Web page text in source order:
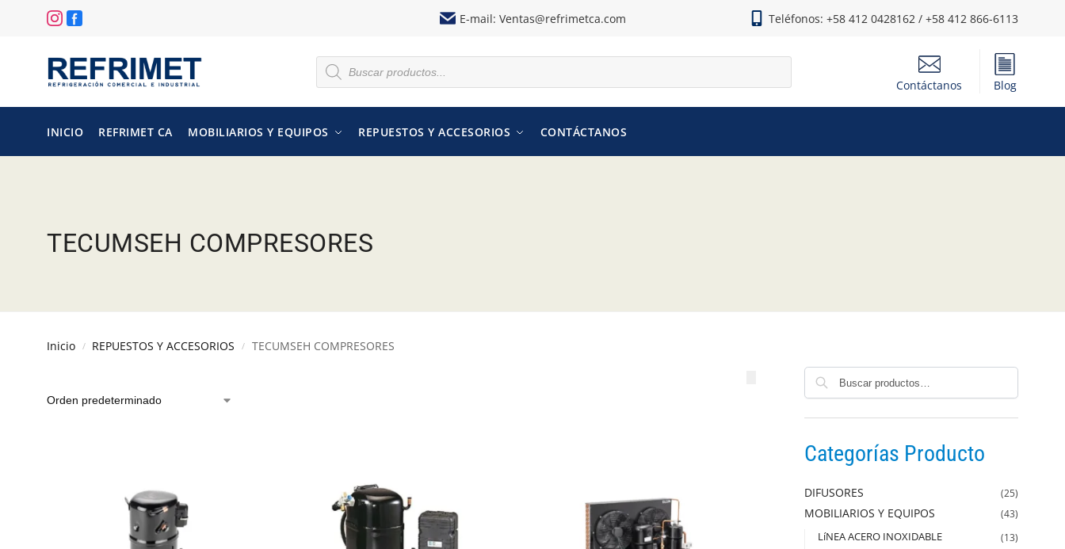
E-mail: Ventas@refrimetca.com Teléfonos: +58 412 0428162 / +58 412 866-6113
Contáctanos Blog
INICIO REFRIMET CA MOBILIARIOS Y EQUIPOS REPUESTOS Y ACCESORIOS CONTÁCTANOS
TECUMSEH COMPRESORES
Inicio / REPUESTOS Y ACCESORIOS / TECUMSEH COMPRESORES
Categorías Producto
DIFUSORES (25)
MOBILIARIOS Y EQUIPOS (43)
LíNEA ACERO INOXIDABLE (13)